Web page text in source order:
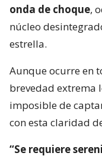
onda de choque,
núcleo
estrella.
Aunque ocurre en
brevedad extrema
imposible de
con esta claridad
“Se requiere